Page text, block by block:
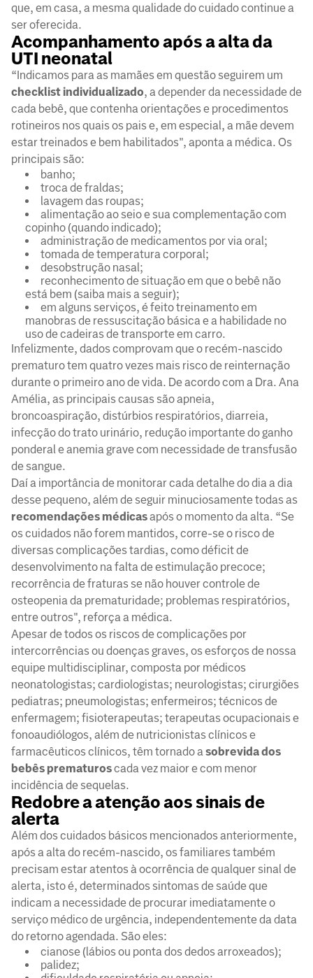
que, em casa, a mesma qualidade do cuidado continue a
ser oferecida.
Acompanhamento após a alta da
UTI neonatal
“Indicamos para as mamães em questão seguirem um
checklist individualizado, a depender da necessidade de
cada bebê, que contenha orientações e procedimentos
rotineiros nos quais os pais e, em especial, a mãe devem
estar treinados e bem habilitados", aponta a médica. Os
principais são:
banho;
troca de fraldas;
lavagem das roupas;
alimentação ao seio e sua complementação com
copinho (quando indicado);
administração de medicamentos por via oral;
tomada de temperatura corporal;
desobstrução nasal;
reconhecimento de situação em que o bebê não
está bem (saiba mais a seguir);
em alguns serviços, é feito treinamento em
manobras de ressuscitação básica e a habilidade no
uso de cadeiras de transporte em carro.
Infelizmente, dados comprovam que o recém-nascido
prematuro tem quatro vezes mais risco de reinternação
durante o primeiro ano de vida. De acordo com a Dra. Ana
Amélia, as principais causas são apneia,
broncoaspiração, distúrbios respiratórios, diarreia,
infecção do trato urinário, redução importante do ganho
ponderal e anemia grave com necessidade de transfusão
de sangue.
Daí a importância de monitorar cada detalhe do dia a dia
desse pequeno, além de seguir minuciosamente todas as
recomendações médicasapós o momento da alta. “Se
os cuidados não forem mantidos, corre-se o risco de
diversas complicações tardias, como déficit de
desenvolvimento na falta de estimulação precoce;
recorrência de fraturas se não houver controle de
osteopenia da prematuridade; problemas respiratórios,
entre outros", reforça a médica.
Apesar de todos os riscos de complicações por
intercorrências ou doenças graves, os esforços de nossa
equipe multidisciplinar, composta por médicos
neonatologistas; cardiologistas; neurologistas; cirurgiões
pediatras; pneumologistas; enfermeiros; técnicos de
enfermagem; fisioterapeutas; terapeutas ocupacionais e
fonoaudiólogos, além de nutricionistas clínicos e
farmacêuticos clínicos, têm tornado a sobrevida dos
bebês prematuroscada vez maior e com menor
incidência de sequelas.
Redobre a atenção aos sinais de
alerta
Além dos cuidados básicos mencionados anteriormente,
após a alta do recém-nascido, os familiares também
precisam estar atentos à ocorrência de qualquer sinal de
alerta, isto é, determinados sintomas de saúde que
indicam a necessidade de procurar imediatamente o
serviço médico de urgência, independentemente da data
do retorno agendada. São eles:
cianose (lábios ou ponta dos dedos arroxeados);
palidez;